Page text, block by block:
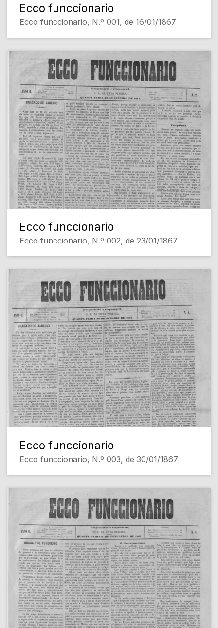
Ecco funccionario
Ecco funccionario, N.º 001, de 16/01/1867
Ecco funccionario
Ecco funccionario, N.º 002, de 23/01/1867
Ecco funccionario
Ecco funccionario, N.º 003, de 30/01/1867